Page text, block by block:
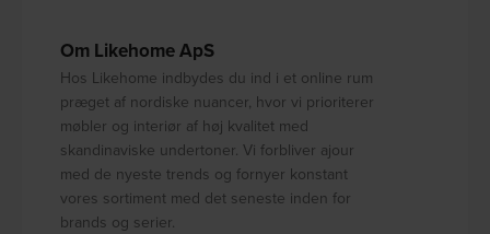
Om Likehome ApS
Hos Likehome indbydes du ind i et online rum
præget af nordiske nuancer, hvor vi prioriterer
møbler og interiør af høj kvalitet med
skandinaviske undertoner. Vi forbliver ajour
med de nyeste trends og fornyer konstant
vores sortiment med det seneste inden for
brands og serier.